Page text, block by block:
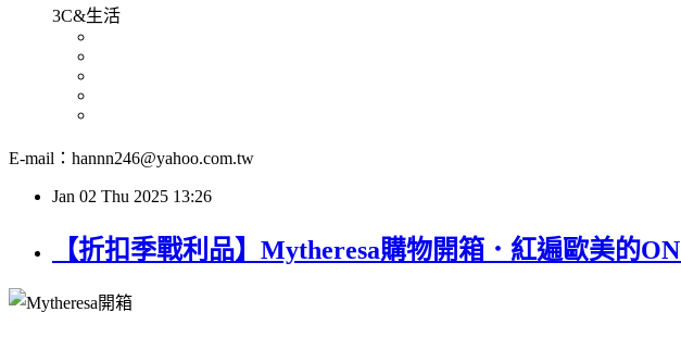
3C&生活
E-mail：hannn246@yahoo.com.tw
Jan 02 Thu 2025 13:26
【折扣季戰利品】Mytheresa購物開箱．紅遍歐美的